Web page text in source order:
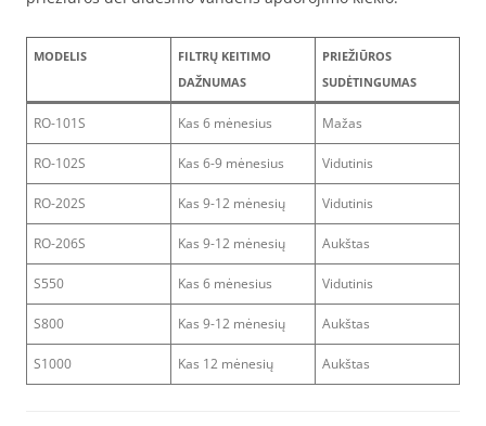
MODELIS
FILTRŲ KEITIMO
DAŽNUMAS
PRIEŽIŪROS
SUDĖTINGUMAS
RO-101S Kas 6 mėnesius Mažas
RO-102S Kas 6-9 mėnesius Vidutinis
RO-202S Kas 9-12 mėnesių Vidutinis
RO-206S Kas 9-12 mėnesių Aukštas
S550 Kas 6 mėnesius Vidutinis
S800 Kas 9-12 mėnesių Aukštas
S1000 Kas 12 mėnesių Aukštas